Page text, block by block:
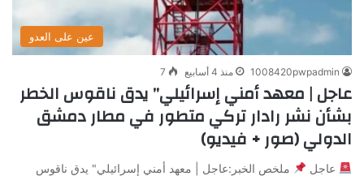
عين على العدو
1008420pwpadmin منذ 4 أسابيع 7
عاجل | معهد أمني إسرائيلي” يدق ناقوس الخطر
بشأن نشر رادار تركي متطور في مطار دمشق
الدولي (صور + فيديو)
عاجل
ملخص الخبر:عاجل | معهد أمني إسرائيلي" يدق ناقوس